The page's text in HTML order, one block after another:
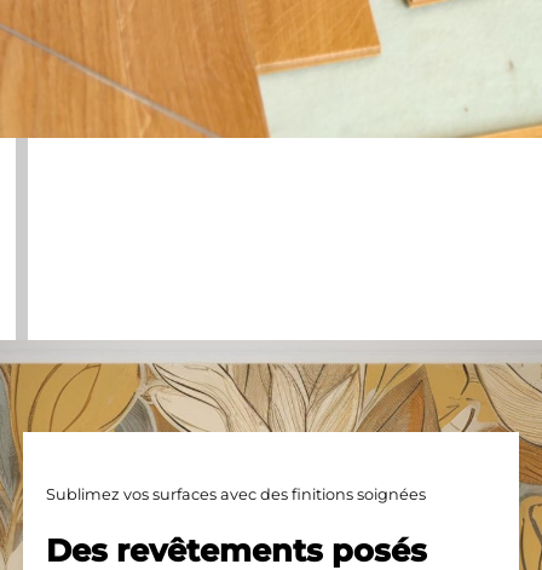
Sublimez vos surfaces avec des finitions soignées
Des revêtements posés